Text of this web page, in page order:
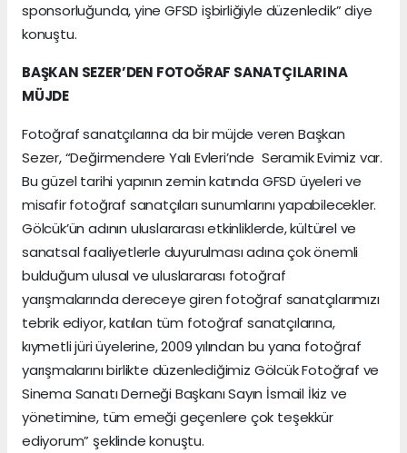
sponsorluğunda, yine GFSD işbirliğiyle düzenledik” diye
konuştu.
BAŞKAN SEZER’DEN FOTOĞRAF SANATÇILARINA
MÜJDE
Fotoğraf sanatçılarına da bir müjde veren Başkan
Sezer, “Değirmendere Yalı Evleri’nde Seramik Evimiz var.
Bu güzel tarihi yapının zemin katında GFSD üyeleri ve
misafir fotoğraf sanatçıları sunumlarını yapabilecekler.
Gölcük’ün adının uluslararası etkinliklerde, kültürel ve
sanatsal faaliyetlerle duyurulması adına çok önemli
bulduğum ulusal ve uluslararası fotoğraf
yarışmalarında dereceye giren fotoğraf sanatçılarımızı
tebrik ediyor, katılan tüm fotoğraf sanatçılarına,
kıymetli jüri üyelerine, 2009 yılından bu yana fotoğraf
yarışmalarını birlikte düzenlediğimiz Gölcük Fotoğraf ve
Sinema Sanatı Derneği Başkanı Sayın İsmail İkiz ve
yönetimine, tüm emeği geçenlere çok teşekkür
ediyorum” şeklinde konuştu.